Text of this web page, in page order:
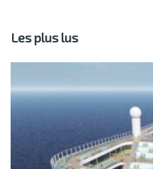
Les plus lus